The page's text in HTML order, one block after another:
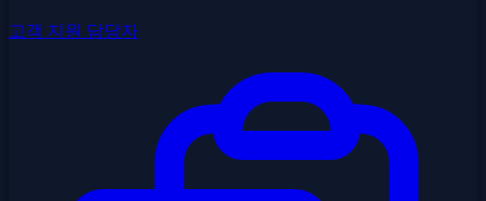
고객 지원 담당자